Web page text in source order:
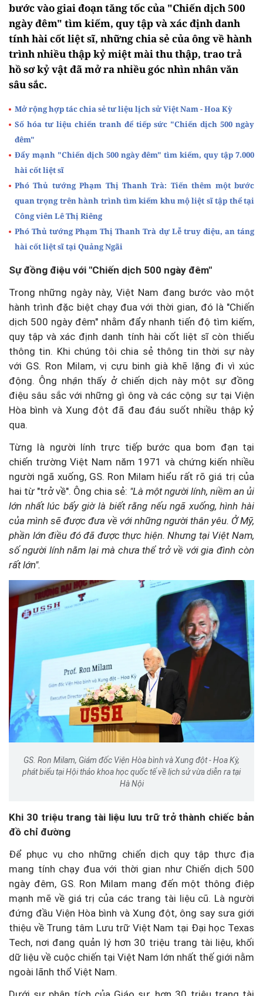
bước vào giai đoạn tăng tốc của "Chiến dịch 500
ngày đêm" tìm kiếm, quy tập và xác định danh
tính hài cốt liệt sĩ, những chia sẻ của ông về hành
trình nhiều thập kỷ miệt mài thu thập, trao trả
hồ sơ kỷ vật đã mở ra nhiều góc nhìn nhân văn
sâu sắc.
Mở rộng hợp tác chia sẻ tư liệu lịch sử Việt Nam - Hoa Kỳ
Số hóa tư liệu chiến tranh để tiếp sức "Chiến dịch 500 ngày
đêm"
Đẩy mạnh "Chiến dịch 500 ngày đêm" tìm kiếm, quy tập 7.000
hài cốt liệt sĩ
Phó Thủ tướng Phạm Thị Thanh Trà: Tiến thêm một bước
quan trọng trên hành trình tìm kiếm khu mộ liệt sĩ tập thể tại
Công viên Lê Thị Riêng
Phó Thủ tướng Phạm Thị Thanh Trà dự Lễ truy điệu, an táng
hài cốt liệt sĩ tại Quảng Ngãi
Sự đồng điệu với "Chiến dịch 500 ngày đêm"
Trong những ngày này, Việt Nam đang bước vào một
hành trình đặc biệt chạy đua với thời gian, đó là "Chiến
dịch 500 ngày đêm" nhằm đẩy nhanh tiến độ tìm kiếm,
quy tập và xác định danh tính hài cốt liệt sĩ còn thiếu
thông tin. Khi chúng tôi chia sẻ thông tin thời sự này
với GS. Ron Milam, vị cựu binh già khẽ lặng đi vì xúc
động. Ông nhận thấy ở chiến dịch này một sự đồng
điệu sâu sắc với những gì ông và các cộng sự tại Viện
Hòa bình và Xung đột đã đau đáu suốt nhiều thập kỷ
qua.
Từng là người lính trực tiếp bước qua bom đạn tại
chiến trường Việt Nam năm 1971 và chứng kiến nhiều
người ngã xuống, GS. Ron Milam hiểu rất rõ giá trị của
hai từ "trở về". Ông chia sẻ: "Là một người lính, niềm an ủi
lớn nhất lúc bấy giờ là biết rằng nếu ngã xuống, hình hài
của mình sẽ được đưa về với những người thân yêu. Ở Mỹ,
phần lớn điều đó đã được thực hiện. Nhưng tại Việt Nam,
số người lính nằm lại mà chưa thể trở về với gia đình còn
rất lớn".
GS. Ron Milam, Giám đốc Viện Hòa bình và Xung đột - Hoa Kỳ,
phát biểu tại Hội thảo khoa học quốc tế về lịch sử vừa diễn ra tại
Hà Nội
Khi 30 triệu trang tài liệu lưu trữ trở thành chiếc bản
đồ chỉ đường
Để phục vụ cho những chiến dịch quy tập thực địa
mang tính chạy đua với thời gian như Chiến dịch 500
ngày đêm, GS. Ron Milam mang đến một thông điệp
mạnh mẽ về giá trị của các trang tài liệu cũ. Là người
đứng đầu Viện Hòa bình và Xung đột, ông say sưa giới
thiệu về Trung tâm Lưu trữ Việt Nam tại Đại học Texas
Tech, nơi đang quản lý hơn 30 triệu trang tài liệu, khối
dữ liệu về cuộc chiến tại Việt Nam lớn nhất thế giới nằm
ngoài lãnh thổ Việt Nam.